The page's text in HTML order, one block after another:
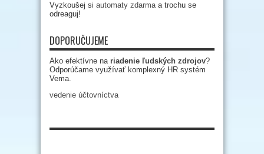
Vyzkoušej si automaty zdarmaa trochu se
odreaguj!
DOPORUČUJEME
Ako efektívne na riadenie ľudských zdrojov?
Odporúčame využívať komplexný HR systém
Vema.
vedenie účtovníctva